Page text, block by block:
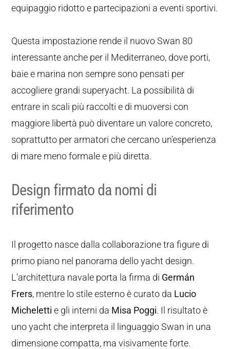
equipaggio ridotto e partecipazioni a eventi sportivi.
Questa impostazione rende il nuovo Swan 80
interessante anche per il Mediterraneo, dove porti,
baie e marina non sempre sono pensati per
accogliere grandi superyacht. La possibilità di
entrare in scali più raccolti e di muoversi con
maggiore libertà può diventare un valore concreto,
soprattutto per armatori che cercano un’esperienza
di mare meno formale e più diretta.
Design firmato da nomi di
riferimento
Il progetto nasce dalla collaborazione tra figure di
primo piano nel panorama dello yacht design.
L’architettura navale porta la firma di Germán
Frers, mentre lo stile esterno è curato da Lucio
Micheletti e gli interni da Misa Poggi. Il risultato è
uno yacht che interpreta il linguaggio Swan in una
dimensione compatta, ma visivamente forte.